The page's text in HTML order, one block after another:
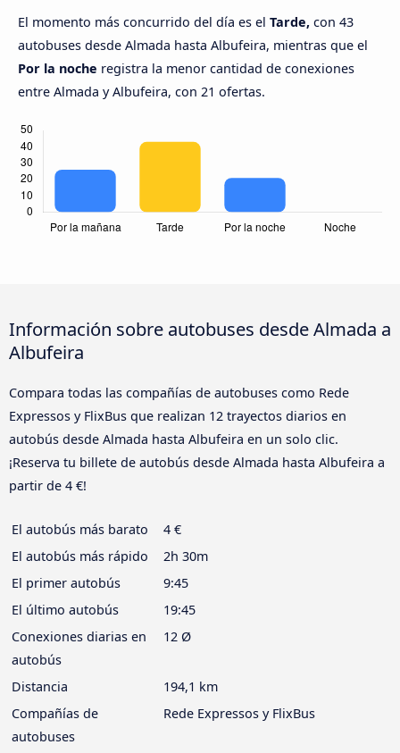
El momento más concurrido del día es el Tarde, con 43
autobuses desde Almada hasta Albufeira, mientras que el
Por la noche registra la menor cantidad de conexiones
entre Almada y Albufeira, con 21 ofertas.
Información sobre autobuses desde Almada a
Albufeira
Compara todas las compañías de autobuses como Rede
Expressos y FlixBus que realizan 12 trayectos diarios en
autobús desde Almada hasta Albufeira en un solo clic.
¡Reserva tu billete de autobús desde Almada hasta Albufeira a
partir de 4 €!
El autobús más barato
4 €
El autobús más rápido
2h 30m
El primer autobús
9:45
El último autobús
19:45
Conexiones diarias en
autobús
12 Ø
Distancia
194,1 km
Compañías de
autobuses
Rede Expressos y FlixBus